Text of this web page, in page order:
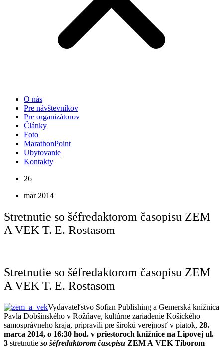
O nás
Pre návštevníkov
Pre organizátorov
Články
Foto
MarathonPoint
Ubytovanie
Kontakty
26
mar 2014
Stretnutie so šéfredaktorom časopisu ZEM
A VEK T. E. Rostasom
Stretnutie so šéfredaktorom časopisu ZEM
A VEK T. E. Rostasom
Vydavateľstvo Sofian Publishing a Gemerská knižnica
Pavla Dobšinského v Rožňave, kultúrne zariadenie Košického
samosprávneho kraja, pripravili pre širokú verejnosť v piatok, 28.
marca 2014, o 16:30 hod. v priestoroch knižnice na Lipovej ul.
3 stretnutie so šéfredaktorom časopisu ZEM A VEK Tiborom